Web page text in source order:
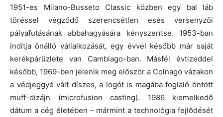
1951-es Milano-Busseto Classic közben egy bal láb
töréssel végződő szerencsétlen esés versenyzői
pályafutásának abbahagyására kényszerítse. 1953-ban
indítja önálló vállalkozását, egy évvel később már saját
kerékpárüzlete van Cambiago-ban. Másfél évtizeddel
később, 1969-ben jelenik meg először a Colnago vázakon
a védjeggyé vált díszes, a logót is magába foglaló öntött
muff-dizájn (microfusion casting). 1986 kiemelkedő
dátum a cég életében – mármint a technológia fejlődését